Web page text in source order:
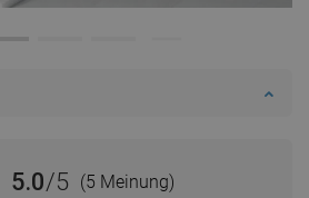
5.0/5 (5 Meinung)